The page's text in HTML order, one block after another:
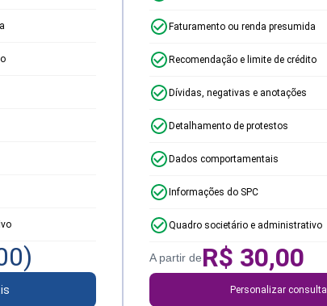
)
Faturamento ou renda presumida
Recomendação e limite de crédito
Dívidas, negativas e anotações
Detalhamento de protestos
Dados comportamentais
Informações do SPC
Quadro societário e administrativo
A partir deR$ 30,00
Personalizar consulta